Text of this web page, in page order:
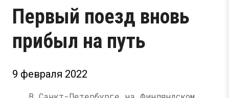
Первый поезд вновь
прибыл на путь
9 февраля 2022